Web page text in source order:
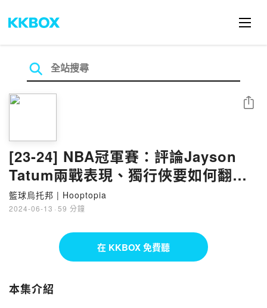
[23-24] NBA冠軍賽：評論Jayson
Tatum兩戰表現、獨行俠要如何翻轉
頹勢、歐神仙需要不死鳥加持 &
more
籃球烏托邦 | Hooptopia
2024-06-13 · 59 分鐘
分享
在 KKBOX 免費聽
本集介紹